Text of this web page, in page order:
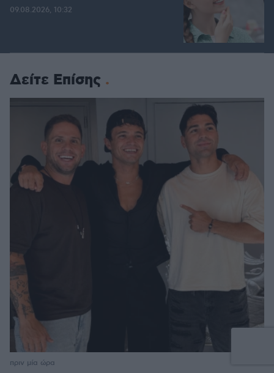
09.08.2026, 10:32
Δείτε Επίσης
πριν μία ώρα